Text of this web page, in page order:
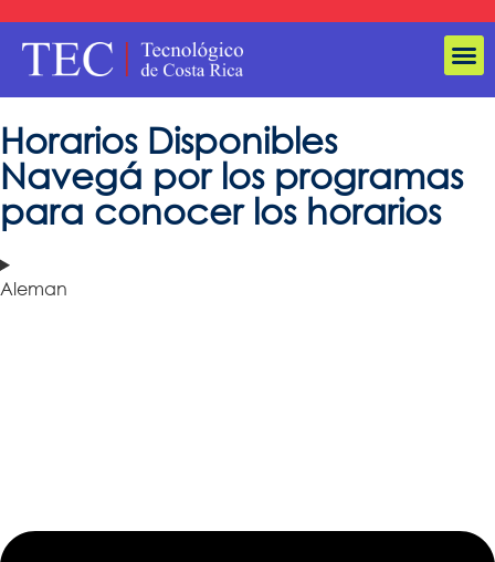
HorariosDisponibles
Navegá por los programas
para conocer los horarios
Aleman